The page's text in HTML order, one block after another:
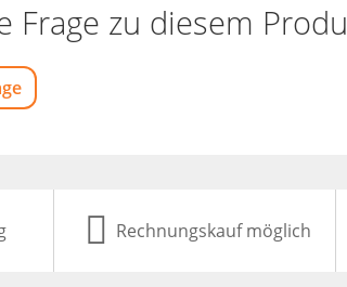
Frage zu diesem
Rechnungskauf möglich